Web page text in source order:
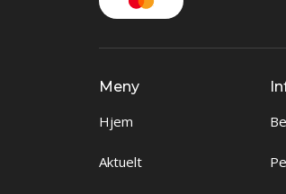
Meny
Hjem
Aktuelt